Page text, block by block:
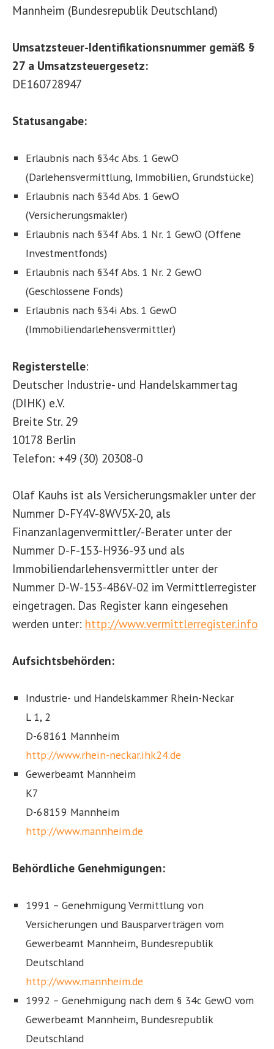
Mannheim (Bundesrepublik Deutschland)
Umsatzsteuer-Identifikationsnummer gemäß §
27 a Umsatzsteuergesetz:
DE160728947
Statusangabe:
Erlaubnis nach §34c Abs. 1 GewO
(Darlehensvermittlung, Immobilien, Grundstücke)
Erlaubnis nach §34d Abs. 1 GewO
(Versicherungsmakler)
Erlaubnis nach §34f Abs. 1 Nr. 1 GewO (Offene
Investmentfonds)
Erlaubnis nach §34f Abs. 1 Nr. 2 GewO
(Geschlossene Fonds)
Erlaubnis nach §34i Abs. 1 GewO
(Immobiliendarlehensvermittler)
Registerstelle:
Deutscher Industrie- und Handelskammertag
(DIHK) e.V.
Breite Str. 29
10178 Berlin
Telefon: +49 (30) 20308-0
Olaf Kauhs ist als Versicherungsmakler unter der
Nummer D-FY4V-8WV5X-20, als
Finanzanlagenvermittler/-Berater unter der
Nummer D-F-153-H936-93 und als
Immobiliendarlehensvermittler unter der
Nummer D-W-153-4B6V-02 im Vermittlerregister
eingetragen. Das Register kann eingesehen
werden unter: http://www.vermittlerregister.info
Aufsichtsbehörden:
Industrie- und Handelskammer Rhein-Neckar
L 1, 2
D-68161 Mannheim
http://www.rhein-neckar.ihk24.de
Gewerbeamt Mannheim
K7
D-68159 Mannheim
http://www.mannheim.de
Behördliche Genehmigungen:
1991 – Genehmigung Vermittlung von
Versicherungen und Bausparverträgen vom
Gewerbeamt Mannheim, Bundesrepublik
Deutschland
http://www.mannheim.de
1992 – Genehmigung nach dem § 34c GewO vom
Gewerbeamt Mannheim, Bundesrepublik
Deutschland